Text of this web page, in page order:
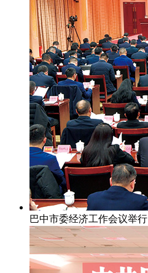
巴中市委经济工作会议举行